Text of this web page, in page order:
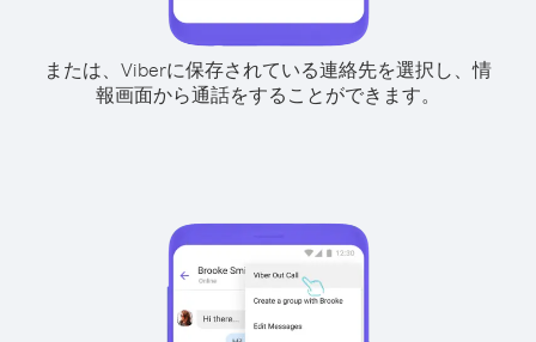
または、Viberに保存されている連絡先を選択し、情
報画面から通話をすることができます。